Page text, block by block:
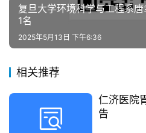
复旦大学环境科学与工程系
1名
2025年5月13日 下午6:36
相关推荐
仁济医院
告